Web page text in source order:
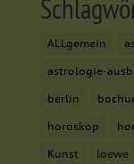
ALLgemein
astrologie-
berlin
horoskop
Kunst loewe
Nur
Essenziell (1)